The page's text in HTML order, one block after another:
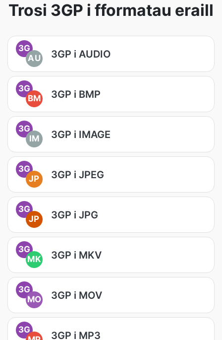
Trosi 3GP i fformatau eraill
3G
AU
3GP i AUDIO
3G
BM
3GP i BMP
3G
IM
3GP i IMAGE
3G
JP
3GP i JPEG
3G
JP
3GP i JPG
3G
MK
3GP i MKV
3G
MO
3GP i MOV
3G
3GP i MP3